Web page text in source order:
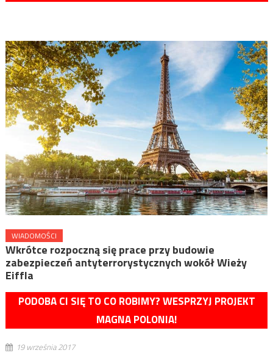
WIADOMOŚCI
Wkrótce rozpoczną się prace przy budowie
zabezpieczeń antyterrorystycznych wokół Wieży
Eiffla
PODOBA CI SIĘ TO CO ROBIMY? WESPRZYJ PROJEKT
MAGNA POLONIA!
19 września 2017